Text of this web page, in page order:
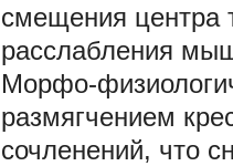
смещения центра
расслабления
Морфо-
размягчением
сочленений, что